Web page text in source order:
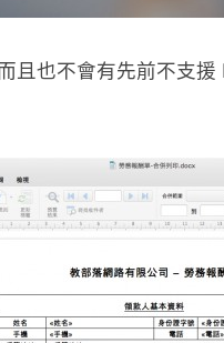
且也不會有先前不支